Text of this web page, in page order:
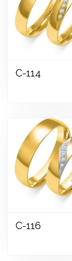
Zobraziť
C-114
Zobraziť
C-116